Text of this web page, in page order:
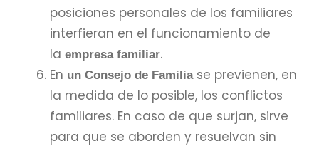
posiciones personales de los familiares
interfieran en el funcionamiento de
la empresa familiar.
En un Consejo de Familiase previenen, en
la medida de lo posible, los conflictos
familiares. En caso de que surjan, sirve
para que se aborden y resuelvan sin